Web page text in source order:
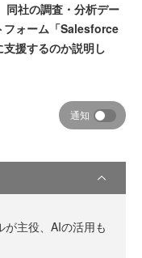
同社の調査・分析デー
フォーム「Salesforce
援するのか説明し
通知
が主役、AIの活用も